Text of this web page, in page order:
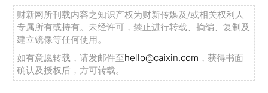
财新网所刊载内容之知识产权为财新传媒及/或相关权利人
专属所有或持有。未经许可，禁止进行转载、摘编、复制及
建立镜像等任何使用。
如有意愿转载，请发邮件至hello@caixin.com ，获得书面
确认及授权后，方可转载。